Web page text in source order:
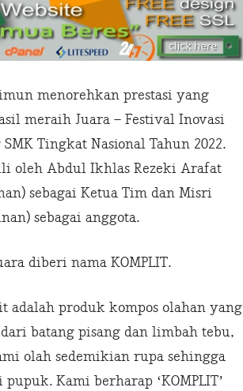
menorehkan prestasi yang
meraih Juara – Festival Inovasi
Tingkat Nasional Tahun 2022.
oleh Abdul Ikhlas Rezeki Arafat
sebagai Ketua Tim dan Misri
sebagai anggota.
diberi nama KOMPLIT.
adalah produk kompos olahan yang
batang pisang dan limbah tebu,
olah sedemikian rupa sehingga
Kami berharap ‘KOMPLIT’